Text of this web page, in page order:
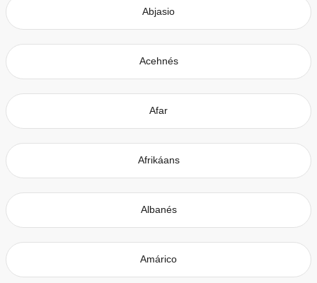
Abjasio
Acehnés
Afar
Afrikáans
Albanés
Amárico